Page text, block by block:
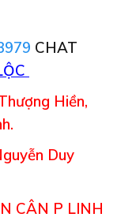
CHAT
Hiền,
Duy
CÂN P LINH